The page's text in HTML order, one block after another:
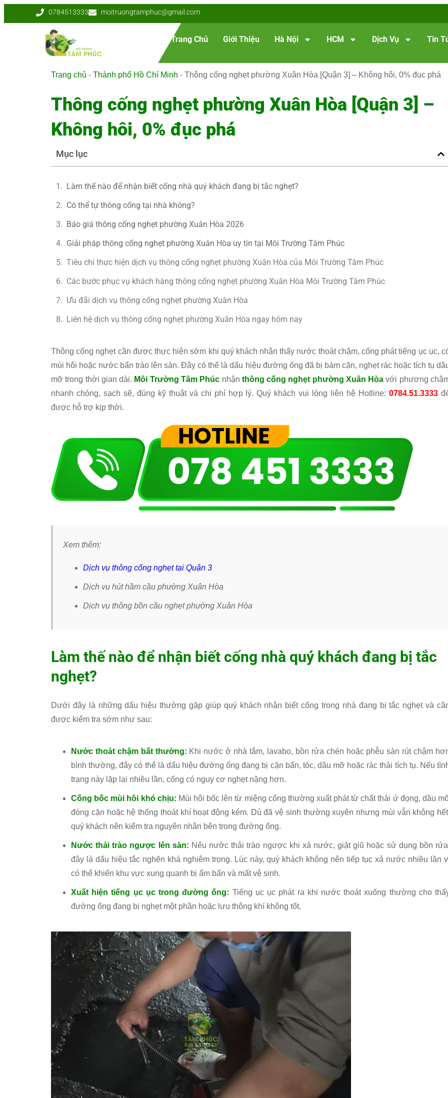
0784513333 moitruongtamphuc@gmail.com
Trang Chủ Giới Thiệu Hà Nội HCM Dịch Vụ Tin
Trang chủ - Thành phố Hồ Chí Minh - Thông cống nghẹt phường Xuân Hòa [Quận 3] – Không hôi, 0% đục phá
Thông cống nghẹt phường Xuân Hòa [Quận 3] –
Không hôi, 0% đục phá
Mục lục
Làm thế nào để nhận biết cống nhà quý khách đang bị tắc nghẹt?
Có thể tự thông cống tại nhà không?
Báo giá thông cống nghẹt phường Xuân Hòa 2026
Giải pháp thông cống nghẹt phường Xuân Hòa uy tín tại Môi Trường Tâm Phúc
Tiêu chí thực hiện dịch vụ thông cống nghẹt phường Xuân Hòa của Môi Trường Tâm Phúc
Các bước phục vụ khách hàng thông cống nghẹt phường Xuân Hòa Môi Trường Tâm Phúc
Ưu đãi dịch vụ thông cống nghẹt phường Xuân Hòa
Liên hệ dịch vụ thông cống nghẹt phường Xuân Hòa ngay hôm nay
Thông cống nghẹt cần được thực hiện sớm khi quý khách nhận thấy nước thoát chậm, cống phát tiếng ục ục,
mùi hôi hoặc nước bẩn trào lên sàn. Đây có thể là dấu hiệu đường ống đã bị bám cặn, nghẹt rác hoặc tích tụ
mỡ trong thời gian dài. Môi Trường Tâm Phúc nhận thông cống nghẹt phường Xuân Hòa với phương
nhanh chóng, sạch sẽ, đúng kỹ thuật và chi phí hợp lý. Quý khách vui lòng liên hệ Hotline:0784.51.3333
được hỗ trợ kịp thời.
Xem thêm:
Dịch vụ thông cống nghẹt tại Quận 3
Dịch vụ hút hầm cầu phường Xuân Hòa
Dịch vụ thông bồn cầu nghẹt phường Xuân Hòa
Làm thế nào để nhận biết cống nhà quý khách đang bị tắc
nghẹt?
Dưới đây là những dấu hiệu thường gặp giúp quý khách nhận biết cống trong nhà đang bị tắc nghẹt và
được kiểm tra sớm như sau:
Nước thoát chậm bất thường: Khi nước ở nhà tắm, lavabo, bồn rửa chén hoặc phễu sàn rút chậm
bình thường, đây có thể là dấu hiệu đường ống đang bị cặn bẩn, tóc, dầu mỡ hoặc rác thải tích tụ. Nếu
trạng này lặp lại nhiều lần, cống có nguy cơ nghẹt nặng hơn.
Cống bốc mùi hôi khó chịu: Mùi hôi bốc lên từ miệng cống thường xuất phát từ chất thải ứ đọng, dầu
đóng cặn hoặc hệ thống thoát khí hoạt động kém. Dù đã vệ sinh thường xuyên nhưng mùi vẫn không
quý khách nên kiểm tra nguyên nhân bên trong đường ống.
Nước thải trào ngược lên sàn: Nếu nước thải trào ngược khi xả nước, giặt giũ hoặc sử dụng bồn
đây là dấu hiệu tắc nghẽn khá nghiêm trọng. Lúc này, quý khách không nên tiếp tục xả nước nhiều lần
có thể khiến khu vực xung quanh bị ẩm bẩn và mất vệ sinh.
Xuất hiện tiếng ục ục trong đường ống: Tiếng ục ục phát ra khi nước thoát xuống thường cho
đường ống đang bị nghẹt một phần hoặc lưu thông khí không tốt.